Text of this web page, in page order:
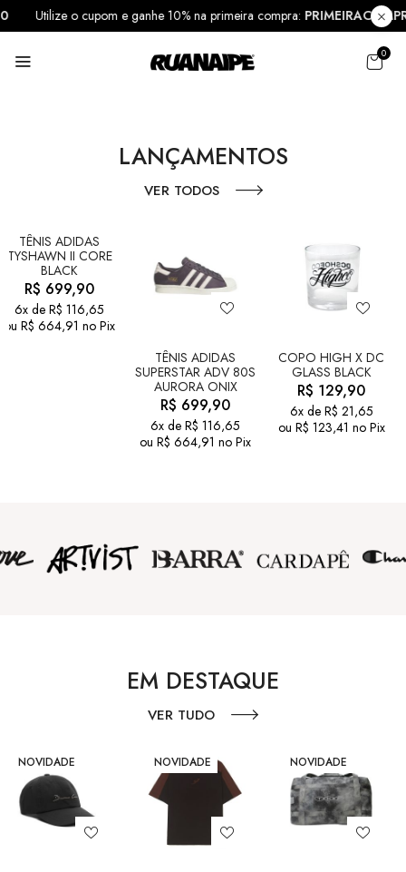
Utilize o cupom e ganhe 10% na primeira compra:
0
LANÇAMENTOS
VER TODOS
TÊNIS ADIDAS
TYSHAWN II CORE
BLACK
R$ 699,90
6x de R$ 116,65
ou R$ 664,91 no Pix
TÊNIS ADIDAS
SUPERSTAR ADV 80S
AURORA ONIX
R$ 699,90
6x de R$ 116,65
ou R$ 664,91 no Pix
COPO HIGH X DC
GLASS BLACK
R$ 129,90
6x de R$ 21,65
ou R$ 123,41 no Pix
EM DESTAQUE
VER TUDO
NOVIDADE NOVIDADE NOVIDADE